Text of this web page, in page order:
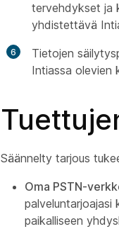
tervehdykset ja
yhdistettävä
Tietojen
Intiassa olevien
Säännelty tarjous
Oma PSTN-
paikalliseen